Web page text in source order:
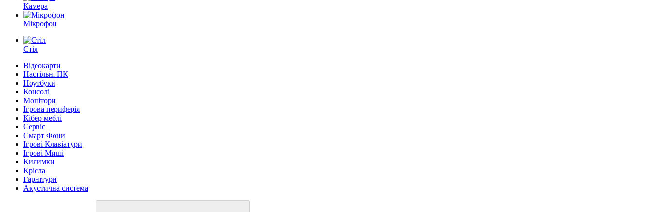
Камера
Мікрофон
Стіл
Відеокарти
Настільні ПК
Ноутбуки
Консолі
Монітори
Ігрова периферія
Кібер меблі
Сервіс
Смарт Фони
Ігрові Клавіатури
Ігрові Миші
Килимки
Крісла
Гарнітури
Акустична система